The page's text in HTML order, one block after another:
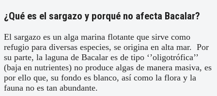
¿Qué es el sargazo y porqué no afecta Bacalar?
El sargazo es un alga marina flotante que sirve como
refugio para diversas especies, se origina en alta mar. Por
su parte, la laguna de Bacalar es de tipo ‘’oligotrófica’’
(baja en nutrientes) no produce algas de manera masiva, es
por ello que, su fondo es blanco, así como la flora y la
fauna no es tan abundante.